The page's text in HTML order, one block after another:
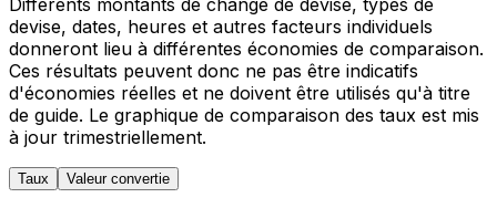
Différents montants de change de devise, types de
devise, dates, heures et autres facteurs individuels
donneront lieu à différentes économies de comparaison.
Ces résultats peuvent donc ne pas être indicatifs
d'économies réelles et ne doivent être utilisés qu'à titre
de guide. Le graphique de comparaison des taux est mis
à jour trimestriellement.
Taux Valeur convertie